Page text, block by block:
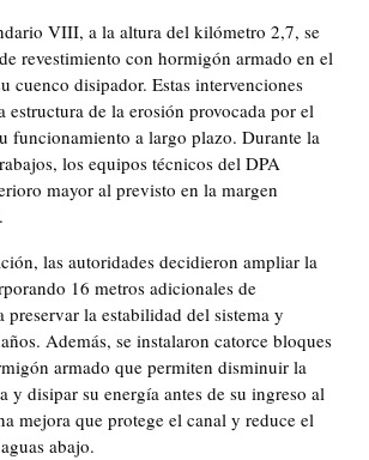
VIII, a la altura del kilómetro 2,7, se
revestimiento con hormigón armado en el
cuenco disipador. Estas intervenciones
estructura de la erosión provocada por el
funcionamiento a largo plazo. Durante la
los equipos técnicos del DPA
mayor al previsto en la margen
las autoridades decidieron ampliar la
16 metros adicionales de
preservar la estabilidad del sistema y
Además, se instalaron catorce bloques
armado que permiten disminuir la
y disipar su energía antes de su ingreso al
mejora que protege el canal y reduce el
abajo.